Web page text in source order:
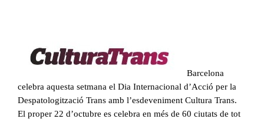
Barcelona
celebra aquesta setmana el Dia Internacional d’Acció per la
Despatologització Trans amb l’esdeveniment Cultura Trans.
El proper 22 d’octubre es celebra en més de 60 ciutats de tot